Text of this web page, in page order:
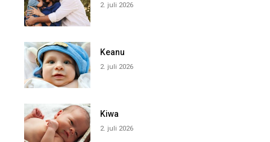
2. juli 2026
Keanu
2. juli 2026
Kiwa
2. juli 2026